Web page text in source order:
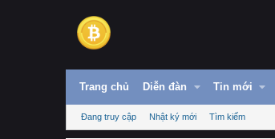
Trang chủ Diễn đàn Tin mới
Đang truy cập Nhật ký mới Tìm kiếm